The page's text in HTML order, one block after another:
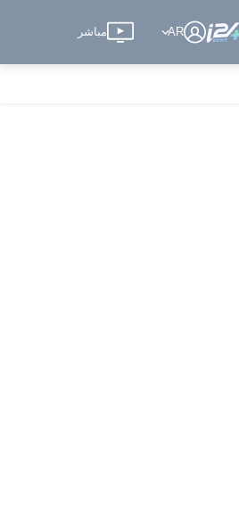
AR مباشر